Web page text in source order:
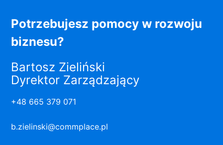
Potrzebujesz pomocy w rozwoju
biznesu?
Bartosz Zieliński
Dyrektor Zarządzający
+48 665 379 071
b.zielinski@commplace.pl